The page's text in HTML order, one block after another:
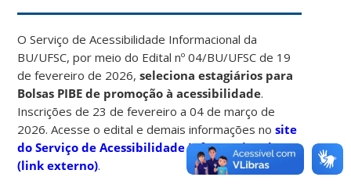
O Serviço de Acessibilidade Informacional da
BU/UFSC, por meio do Edital nº 04/BU/UFSC de 19
de fevereiro de 2026,seleciona estagiários para
Bolsas PIBE de promoção à acessibilidade.
Inscrições de 23 de fevereiro a 04 de março de
2026. Acesse o edital e demais informações nosite
do Serviço de Acessibilidade Informacional
(link externo).